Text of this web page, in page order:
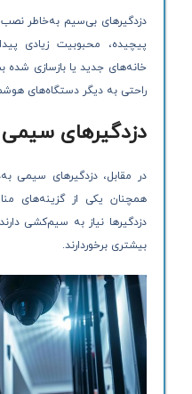
دزدگیرهای بی‌سیم به‌خاطر
پیچیده، محبوبیت زیادی
خانه‌های جدید یا بازسازی
راحتی به دیگر دستگاه‌های
دزدگیرهای سیمی
در مقابل، دزدگیرهای سیمی
همچنان یکی از گزینه‌های
دزدگیرها نیاز به سیم‌کشی
بیشتری برخوردارند.